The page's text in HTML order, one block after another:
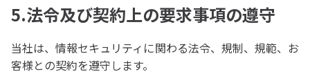
5.法令及び契約上の要求事項の遵守
当社は、情報セキュリティに関わる法令、規制、規範、お
客様との契約を遵守します。